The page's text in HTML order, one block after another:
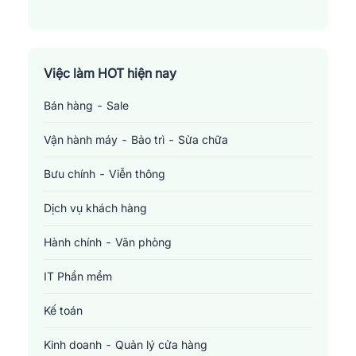
Việc làm HOT hiện nay
Bán hàng - Sale
Vận hành máy - Bảo trì - Sửa chữa
Bưu chính - Viễn thông
Dịch vụ khách hàng
Hành chính - Văn phòng
IT Phần mềm
Kế toán
Kinh doanh - Quản lý cửa hàng